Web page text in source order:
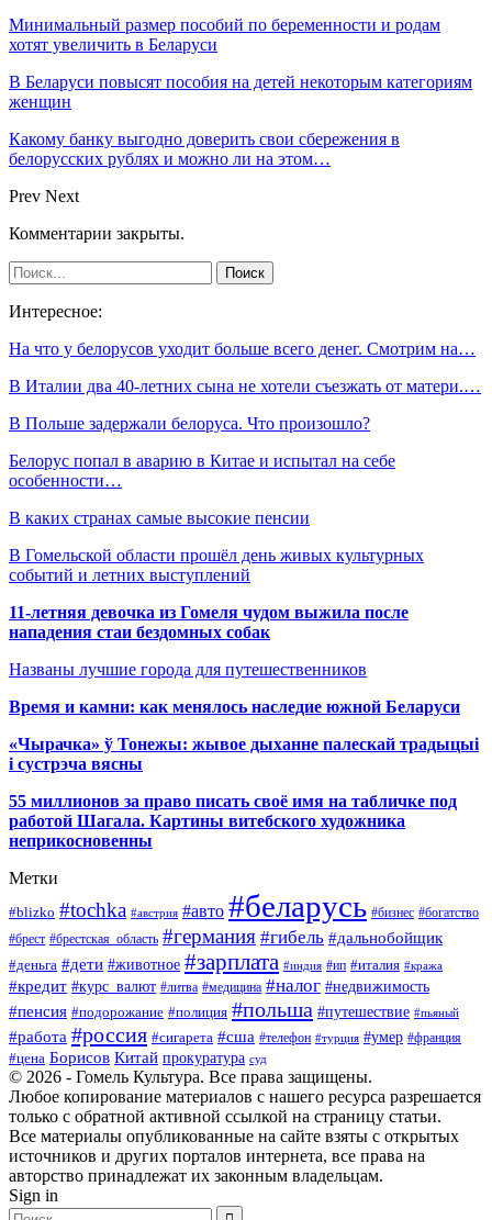
Минимальный размер пособий по беременности и родам
хотят увеличить в Беларуси
В Беларуси повысят пособия на детей некоторым категориям
женщин
Какому банку выгодно доверить свои сбережения в
белорусских рублях и можно ли на этом…
Prev Next
Комментарии закрыты.
Интересное:
На что у белорусов уходит больше всего денег. Смотрим на…
В Италии два 40-летних сына не хотели съезжать от матери.…
В Польше задержали белоруса. Что произошло?
Белорус попал в аварию в Китае и испытал на себе
особенности…
В каких странах самые высокие пенсии
В Гомельской области прошёл день живых культурных
событий и летних выступлений
11-летняя девочка из Гомеля чудом выжила после
нападения стаи бездомных собак
Названы лучшие города для путешественников
Время и камни: как менялось наследие южной Беларуси
«Чырачка» ў Тонежы: жывое дыханне палескай традыцыі
і сустрэча вясны
55 миллионов за право писать своё имя на табличке под
работой Шагала. Картины витебского художника
неприкосновенны
Метки
#blizko #tochka #австрия #авто #беларусь #бизнес #богатство
#брест #брестская_область #германия #гибель #дальнобойщик
#деньга #дети #животное #зарплата #индия #ип #италия #кража
#кредит #курс_валют #литва #медицина #налог #недвижимость
#пенсия #подорожание #полиция #польша #путешествие #пьяный
#работа #россия #сигарета #сша #телефон #турция #умер #франция
#цена Борисов Китай прокуратура суд
© 2026 - Гомель Культура. Все права защищены.
Любое копирование материалов с нашего ресурса разрешается
только с обратной активной ссылкой на страницу статьи.
Все материалы опубликованные на сайте взяты с открытых
источников и других порталов интернета, все права на
авторство принадлежат их законным владельцам.
Sign in